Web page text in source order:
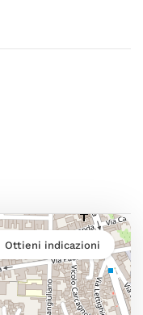
Ottieni indicazioni